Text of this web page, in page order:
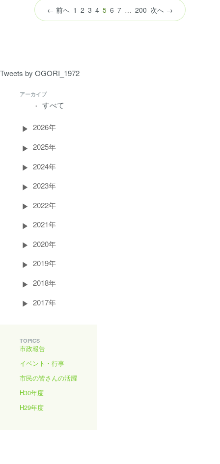
Tweets by OGORI_1972
アーカイブ
すべて
2026年
2025年
2024年
2023年
2022年
2021年
2020年
2019年
2018年
2017年
TOPICS
市政報告
イベント・行事
市民の皆さんの活躍
H30年度
H29年度
← 前へ 1 2 3 4 5（こ
の
6 7 … 200 次へ →